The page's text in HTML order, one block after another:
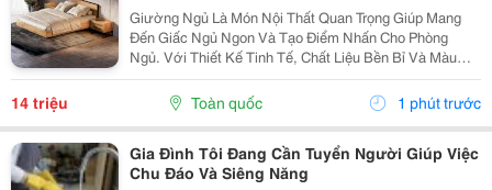
Giường Ngủ Là Món Nội Thất Quan Trọng Giúp Mang
Đến Giấc Ngủ Ngon Và Tạo Điểm Nhấn Cho Phòng
Ngủ. Với Thiết Kế Tinh Tế, Chất Liệu Bền Bỉ Và Màu
Sắc Trang Nhã, Giường Ngủ Gỗ Hiện Đại Ngày Càng
Được Nhiều Gia Đình Lựa Chọn Để Nâng Cao Chất
Lượng Không...
14 triệu Toàn quốc 1 phút trước
Gia Đình Tôi Đang Cần Tuyển Người Giúp Việc
Chu Đáo Và Siêng Năng